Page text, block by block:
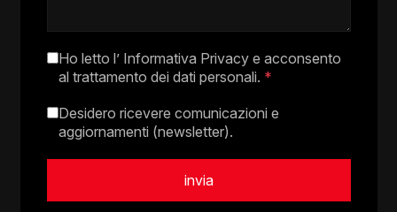
Ho letto l’ Informativa Privacye acconsento
al trattamento dei dati personali. *
Desidero ricevere comunicazioni e
aggiornamenti (newsletter).
invia